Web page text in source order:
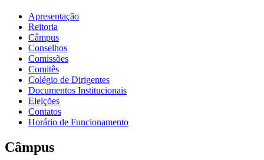
Apresentação
Reitoria
Câmpus
Conselhos
Comissões
Comitês
Colégio de Dirigentes
Documentos Institucionais
Eleições
Contatos
Horário de Funcionamento
Câmpus